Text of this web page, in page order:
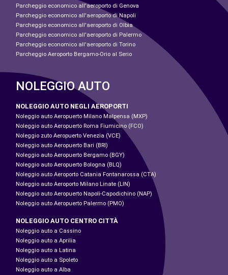
Parcheggio economico all'aeroporto di Genova
Parcheggio economico all'aeroporto di Napoli
Parcheggio economico all'aeroporto di Olbia
Parcheggio economico all'aeroporto di Palermo
Parcheggio economico all'aeroporto di Torino
Parcheggio Aeroporto Bergamo-Orio al Serio
NOLEGGIO AUTO
NOLEGGIO AUTO NEGLI AEROPORTI
Noleggio auto Aeropuerto Milano Malpensa (MXP)
Noleggio auto Aeropuerto Roma Fiumicino (FCO)
Noleggio zuto Aeropuerto Venezia (VCE)
Noleggio auto Aeropuerto Bari (BRI)
Noleggio auto Aeropuerto Bergamo (BGY)
Noleggio auto Aeropuerto Bologna (BLQ)
Noleggio auto Aeroporto Catania Fontanarossa (CTA)
Noleggio auto Aeroporto Milano Linate (LIN)
Noleggio auto Aeropuerto Napoli-Capodichino (NAP)
Noleggio auto Aeropuerto Palermo (PMO)
NOLEGGIO AUTO CENTRO CITTÀ
Noleggio auto a Cassino
Noleggio auto a Aprilia
Noleggio auto a Latina
Noleggio auto a Spoleto
Noleggio auto a Alba